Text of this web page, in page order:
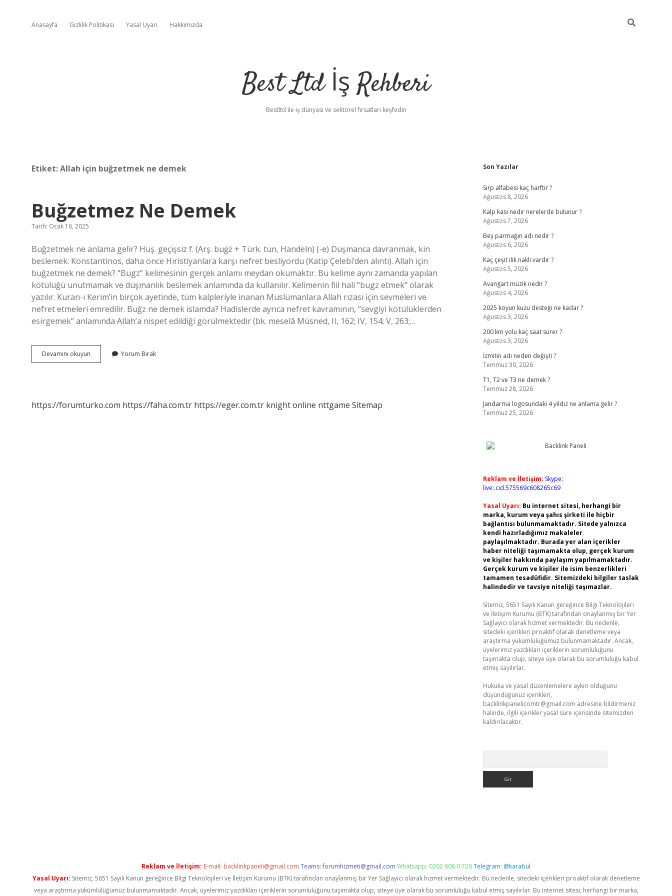
Anasayfa Gizlilik Politikası Yasal Uyarı Hakkımızda
Best Ltd İş Rehberi
Bestltd ile iş dünyası ve sektörel fırsatları keşfedin
Etiket:Allah için buğzetmek ne demek
Buğzetmez Ne Demek
Tarih: Ocak 16, 2025
Buğzetmek ne anlama gelir? Huş. geçişsiz f. (Arş. buġż + Türk. tun, Handeln) (-e) Düşmanca davranmak, kin
beslemek: Konstantinos, daha önce Hıristiyanlara karşı nefret besliyordu (Katip Çelebi’den alıntı). Allah için
buğzetmek ne demek? “Bugz” kelimesinin gerçek anlamı meydan okumaktır. Bu kelime aynı zamanda yapılan
kötülüğü unutmamak ve düşmanlık beslemek anlamında da kullanılır. Kelimenin fiil hali “bugz etmek” olarak
yazılır. Kuran-ı Kerim’in birçok ayetinde, tüm kalpleriyle inanan Müslümanlara Allah rızası için sevmeleri ve
nefret etmeleri emredilir. Buğz ne demek islamda? Hadislerde ayrıca nefret kavramının, “sevgiyi kötülüklerden
esirgemek” anlamında Allah’a nispet edildiği görülmektedir (bk. meselâ Müsned, II, 162; IV, 154; V, 263;…
Devamını okuyun Buğzetmez
Ne
Yorum Bırak
https://forumturko.com https://faha.com.tr https://eger.com.tr knight online nttgame Sitemap
Sidebar
Son Yazılar
Sırp alfabesi kaç harftir ?
Ağustos 8, 2026
Kalp kası nedir nerelerde bulunur ?
Ağustos 7, 2026
Beş parmağın adı nedir ?
Ağustos 6, 2026
Kaç çeşit ilik nakli vardır ?
Ağustos 5, 2026
Avangart müzik nedir ?
Ağustos 4, 2026
2025 koyun kuzu desteği ne kadar ?
Ağustos 3, 2026
200 km yolu kaç saat sürer ?
Ağustos 3, 2026
İzmitin adı neden değişti ?
Temmuz 30, 2026
T1, T2 ve T3 ne demek ?
Temmuz 28, 2026
Jandarma logosundaki 4 yıldız ne anlama gelir ?
Temmuz 25, 2026
Reklam ve İletişim: Skype:
live:.cid.575569c608265c69
Yasal Uyarı: Bu internet sitesi, herhangi bir
marka, kurum veya şahıs şirketi ile hiçbir
bağlantısı bulunmamaktadır. Sitede yalnızca
kendi hazırladığımız makaleler
paylaşılmaktadır. Burada yer alan içerikler
haber niteliği taşımamakta olup, gerçek kurum
ve kişiler hakkında paylaşım yapılmamaktadır.
Gerçek kurum ve kişiler ile isim benzerlikleri
tamamen tesadüfidir. Sitemizdeki bilgiler taslak
halindedir ve tavsiye niteliği taşımazlar.
Sitemiz, 5651 Sayılı Kanun gereğince Bilgi Teknolojileri
ve İletişim Kurumu (BTK) tarafından onaylanmış bir Yer
Sağlayıcı olarak hizmet vermektedir. Bu nedenle,
sitedeki içerikleri proaktif olarak denetleme veya
araştırma yükümlülüğümüz bulunmamaktadır. Ancak,
üyelerimiz yazdıkları içeriklerin sorumluluğunu
taşımakta olup, siteye üye olarak bu sorumluluğu kabul
etmiş sayılırlar.
Hukuka ve yasal düzenlemelere aykırı olduğunu
düşündüğünüz içerikleri,
backlinkpanelicomtr@gmail.com adresine bildirmeniz
halinde, ilgili içerikler yasal süre içerisinde sitemizden
kaldırılacaktır.
Reklam ve İletişim: E-mail: backlinkpaneli@gmail.com Teams:forumhizmeti@gmail.com Whatsapp: 0262 606 0 726Telegram: @karabul
Yasal Uyarı: Sitemiz, 5651 Sayılı Kanun gereğince Bilgi Teknolojileri ve İletişim Kurumu (BTK) tarafından onaylanmış bir Yer Sağlayıcı olarak hizmet vermektedir. Bu nedenle, sitedeki içerikleri proaktif olarak denetleme
veya araştırma yükümlülüğümüz bulunmamaktadır. Ancak, üyelerimiz yazdıkları içeriklerin sorumluluğunu taşımakta olup, siteye üye olarak bu sorumluluğu kabul etmiş sayılırlar. Bu internet sitesi, herhangi bir marka,